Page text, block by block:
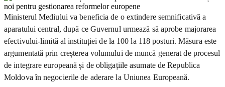
Ministerul Mediului va beneficia de o extindere semnificativă a
aparatului central, după ce Guvernul urmează să aprobe majorarea
efectivului-limită al instituției de la 100 la 118 posturi. Măsura este
argumentată prin creșterea volumului de muncă generat de procesul
de integrare europeană și de obligațiile asumate de Republica
Moldova în negocierile de aderare la Uniunea Europeană.